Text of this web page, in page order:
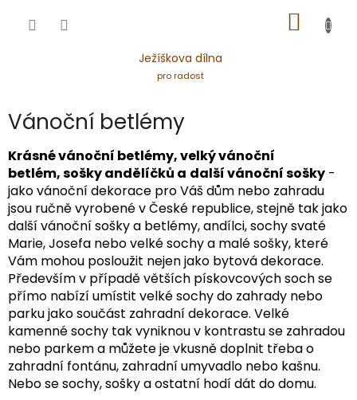
Ježíškova dílna
pro radost
KOŠÍK
Vánoční betlémy
Krásné vánoční betlémy, velký vánoční
betlém, sošky andělíčků a další vánoční sošky -
jako vánoční dekorace pro Váš dům nebo zahradu
jsou ručně vyrobené v České republice, stejně tak jako
další vánoční sošky a betlémy, andílci, sochy svaté
Marie, Josefa nebo velké sochy a malé sošky, které
Vám mohou posloužit nejen jako bytová dekorace.
Především v případě větších pískovcových soch se
přímo nabízí umístit velké sochy do zahrady nebo
parku jako součást zahradní dekorace. Velké
kamenné sochy tak vyniknou v kontrastu se zahradou
nebo parkem a můžete je vkusně doplnit třeba o
zahradní fontánu, zahradní umyvadlo nebo kašnu.
Nebo se sochy, sošky a ostatní hodí dát do domu.